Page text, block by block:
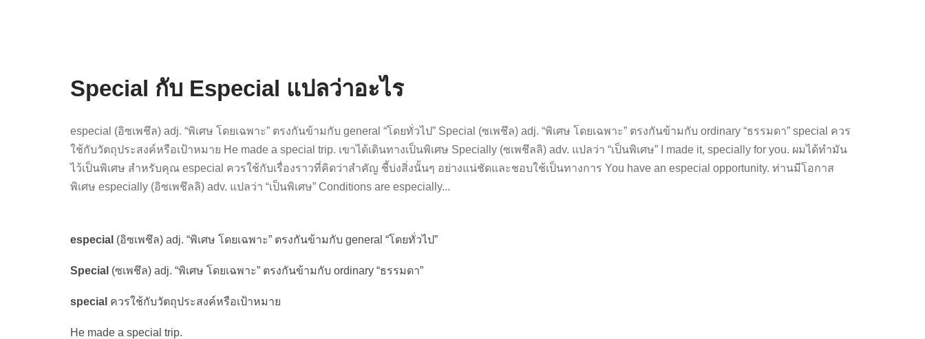
Special กับ Especial แปลว่าอะไร
especial (อิซเพชึล) adj. “พิเศษ โดยเฉพาะ” ตรงกันข้ามกับ general “โดยทั่วไป” Special (ซเพชึล) adj. “พิเศษ โดยเฉพาะ” ตรงกันข้ามกับ ordinary “ธรรมดา” special ควร
ใช้กับวัตถุประสงค์หรือเป้าหมาย He made a special trip. เขาได้เดินทางเป็นพิเศษ Specially (ซเพชึลลิ) adv. แปลว่า “เป็นพิเศษ” I made it, specially for you. ผมได้ทำมัน
ไว้เป็นพิเศษ สำหรับคุณ especial ควรใช้กับเรื่องราวที่คิดว่าสำคัญ ชี้บ่งสิ่งนั้นๆ อย่างแน่ชัดและชอบใช้เป็นทางการ You have an especial opportunity. ท่านมีโอกาส
พิเศษ especially (อิซเพชึลลิ) adv. แปลว่า “เป็นพิเศษ” Conditions are especially...
especial (อิซเพชึล) adj. “พิเศษ โดยเฉพาะ” ตรงกันข้ามกับ general “โดยทั่วไป”
Special (ซเพชึล) adj. “พิเศษ โดยเฉพาะ” ตรงกันข้ามกับ ordinary “ธรรมดา”
special ควรใช้กับวัตถุประสงค์หรือเป้าหมาย
He made a special trip.